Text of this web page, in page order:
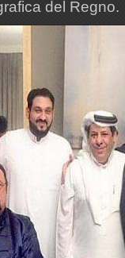
del Regno.